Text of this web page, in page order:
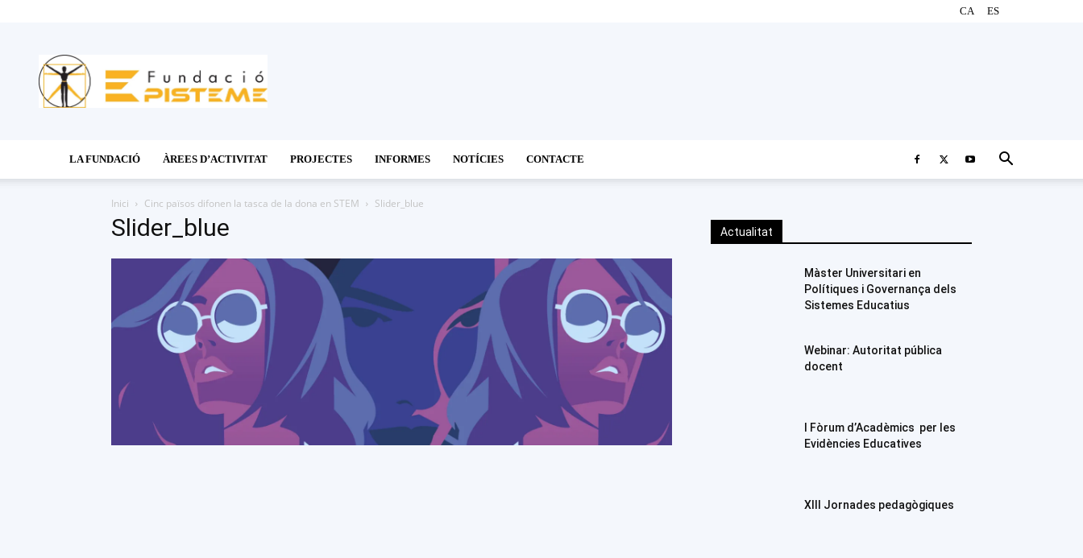
CA ES
Episteme
LA FUNDACIÓ ÀREES D’ACTIVITAT PROJECTES INFORMES NOTÍCIES CONTACTE
Inici Cinc països difonen la tasca de la dona en STEM Slider_blue
Slider_blue Actualitat
Màster Universitari en
Polítiques i Governança dels
Sistemes Educatius
Webinar: Autoritat pública
docent
I Fòrum d’Acadèmics per les
Evidències Educatives
XIII Jornades pedagògiques